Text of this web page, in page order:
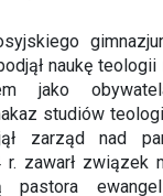
naukę
jako
studiów
zarząd nad
zawarł związek
pastora